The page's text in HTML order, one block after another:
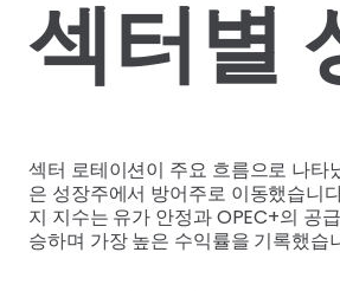
섹터별
섹터 로테이션이 주요 흐름으로 나타
은 성장주에서 방어주로 이동했습니
지 지수는 유가 안정과 OPEC+의 공
승하며 가장 높은 수익률을 기록했습